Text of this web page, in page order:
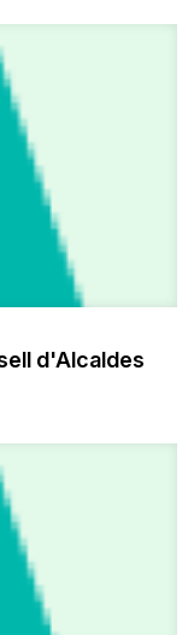
d'Alcaldes